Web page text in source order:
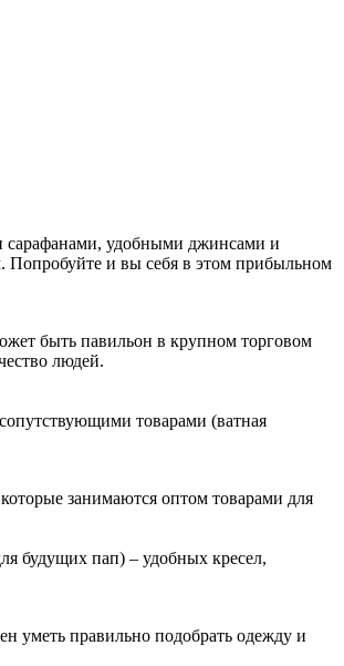
сарафанами, удобными джинсами и
Попробуйте и вы себя в этом прибыльном
быть павильон в крупном торговом
людей.
товарами (ватная
занимаются оптом товарами для
будущих пап) – удобных кресел,
уметь правильно подобрать одежду и